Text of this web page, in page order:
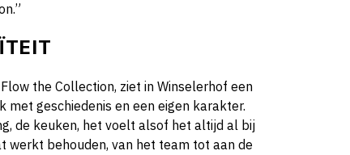
the Collection, ziet in Winselerhof een
geschiedenis en een eigen karakter.
de keuken, het voelt alsof het altijd al bij
werkt behouden, van het team tot aan de